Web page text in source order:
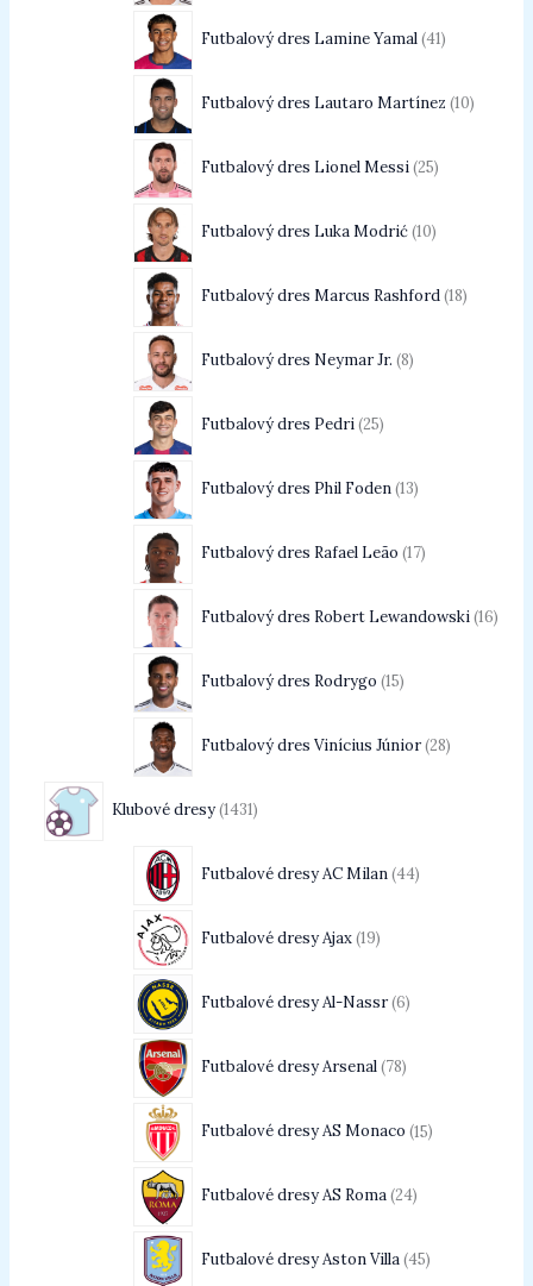
Futbalový dres Lamine Yamal 41
Futbalový dres Lautaro Martínez 10
Futbalový dres Lionel Messi 25
Futbalový dres Luka Modrić 10
Futbalový dres Marcus Rashford 18
Futbalový dres Neymar Jr. 8
Futbalový dres Pedri 25
Futbalový dres Phil Foden 13
Futbalový dres Rafael Leão 17
Futbalový dres Robert Lewandowski 16
Futbalový dres Rodrygo 15
Futbalový dres Vinícius Júnior 28
Klubové dresy 1431
Futbalové dresy AC Milan 44
Futbalové dresy Ajax 19
Futbalové dresy Al-Nassr 6
Futbalové dresy Arsenal 78
Futbalové dresy AS Monaco 15
Futbalové dresy AS Roma 24
Futbalové dresy Aston Villa 45